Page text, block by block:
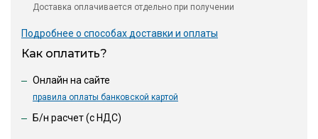
Доставка оплачивается отдельно при получении
Подробнее о способах доставки и оплаты
Как оплатить?
Онлайн на сайте
правила оплаты банковской картой
Б/н расчет (c НДС)